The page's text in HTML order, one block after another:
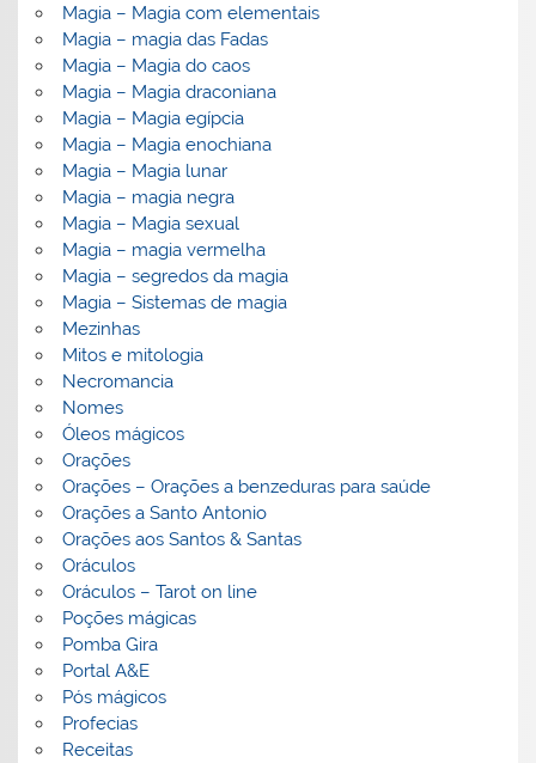
Magia – Magia com elementais
Magia – magia das Fadas
Magia – Magia do caos
Magia – Magia draconiana
Magia – Magia egípcia
Magia – Magia enochiana
Magia – Magia lunar
Magia – magia negra
Magia – Magia sexual
Magia – magia vermelha
Magia – segredos da magia
Magia – Sistemas de magia
Mezinhas
Mitos e mitologia
Necromancia
Nomes
Óleos mágicos
Orações
Orações – Orações a benzeduras para saúde
Orações a Santo Antonio
Orações aos Santos & Santas
Oráculos
Oráculos – Tarot on line
Poções mágicas
Pomba Gira
Portal A&E
Pós mágicos
Profecias
Receitas